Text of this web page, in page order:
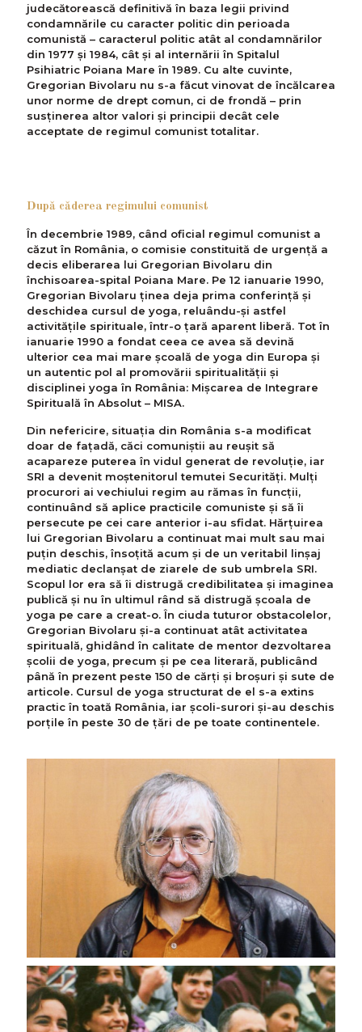
judecătorească definitivă în baza legii privind
condamnările cu caracter politic din perioada
comunistă – caracterul politic atât al condamnărilor
din 1977 și 1984, cât și al internării în Spitalul
Psihiatric Poiana Mare în 1989. Cu alte cuvinte,
Gregorian Bivolaru nu s-a făcut vinovat de încălcarea
unor norme de drept comun, ci de frondă – prin
susținerea altor valori şi principii decât cele
acceptate de regimul comunist totalitar.
După căderea regimului comunist
În decembrie 1989, când oficial regimul comunist a
căzut în România, o comisie constituită de urgență a
decis eliberarea lui Gregorian Bivolaru din
închisoarea-spital Poiana Mare. Pe 12 ianuarie 1990,
Gregorian Bivolaru ținea deja prima conferință și
deschidea cursul de yoga, reluându-și astfel
activitățile spirituale, într-o țară aparent liberă. Tot în
ianuarie 1990 a fondat ceea ce avea să devină
ulterior cea mai mare școală de yoga din Europa și
un autentic pol al promovării spiritualității și
disciplinei yoga în România: Mișcarea de Integrare
Spirituală în Absolut – MISA.
Din nefericire, situația din România s-a modificat
doar de fațadă, căci comuniștii au reușit să
acapareze puterea în vidul generat de revoluție, iar
SRI a devenit moștenitorul temutei Securități. Mulți
procurori ai vechiului regim au rămas în funcții,
continuând să aplice practicile comuniste și să îi
persecute pe cei care anterior i-au sfidat. Hărțuirea
lui Gregorian Bivolaru a continuat mai mult sau mai
puțin deschis, însoțită acum și de un veritabil linșaj
mediatic declanșat de ziarele de sub umbrela SRI.
Scopul lor era să îi distrugă credibilitatea și imaginea
publică și nu în ultimul rând să distrugă școala de
yoga pe care a creat-o. În ciuda tuturor obstacolelor,
Gregorian Bivolaru și-a continuat atât activitatea
spirituală, ghidând în calitate de mentor dezvoltarea
școlii de yoga, precum și pe cea literară, publicând
până în prezent peste 150 de cărți și broșuri și sute de
articole. Cursul de yoga structurat de el s-a extins
practic în toată România, iar școli-surori și-au deschis
porțile în peste 30 de țări de pe toate continentele.